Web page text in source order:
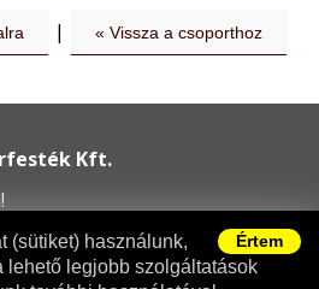
Értem
(sütiket) használunk,
lehető legjobb szolgáltatások
| « Vissza a csoporthoz
Kft.